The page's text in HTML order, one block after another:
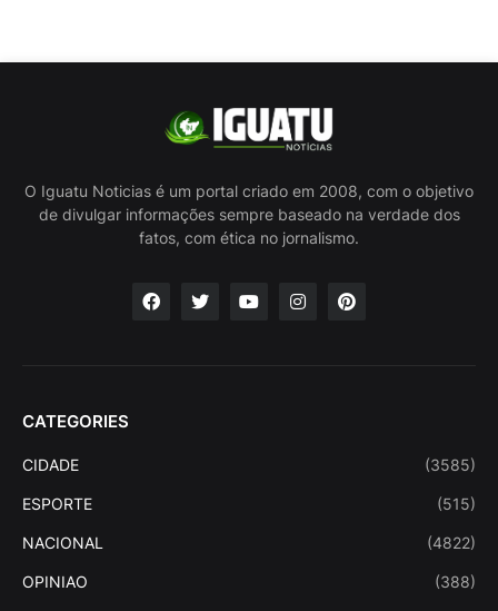
O Iguatu Noticias é um portal criado em 2008, com o objetivo
de divulgar informações sempre baseado na verdade dos
fatos, com ética no jornalismo.
CATEGORIES
CIDADE (3585)
ESPORTE (515)
NACIONAL (4822)
OPINIAO (388)